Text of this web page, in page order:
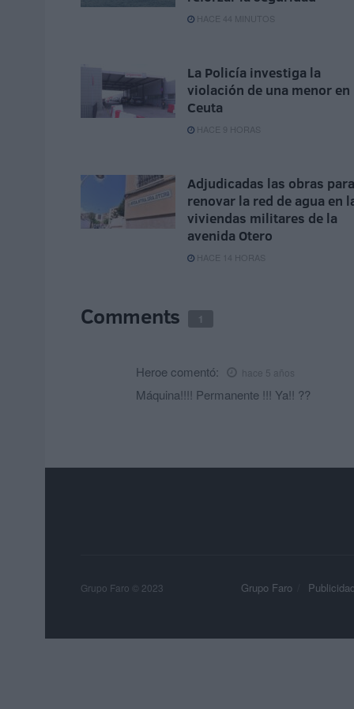
HACE 44 MINUTOS
La Policía investiga la
violación de una menor en
Ceuta
HACE 9 HORAS
Adjudicadas las obras para
renovar la red de agua en
viviendas militares de la
avenida Otero
HACE 14 HORAS
Comments 1
Heroe comentó: hace 5 años
Máquina!!!! Permanente !!! Ya!! ??
Grupo Faro Publicidad
Grupo Faro © 2023